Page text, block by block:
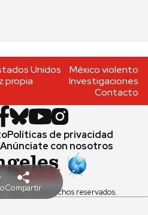
Compartir
Unidos
México violento
propia
Investigaciones
Contacto
Todos los derechos reservados.
Políticas de privacidad
Anúnciate con nosotros